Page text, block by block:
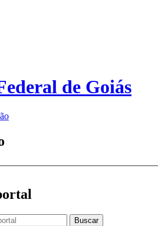
de Goiás
Buscar